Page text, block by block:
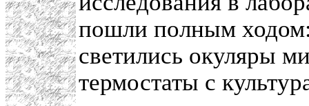
пошли полным ходом:
светились окуляры
термостаты с